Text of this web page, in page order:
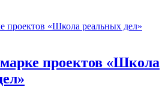
проектов «Школа